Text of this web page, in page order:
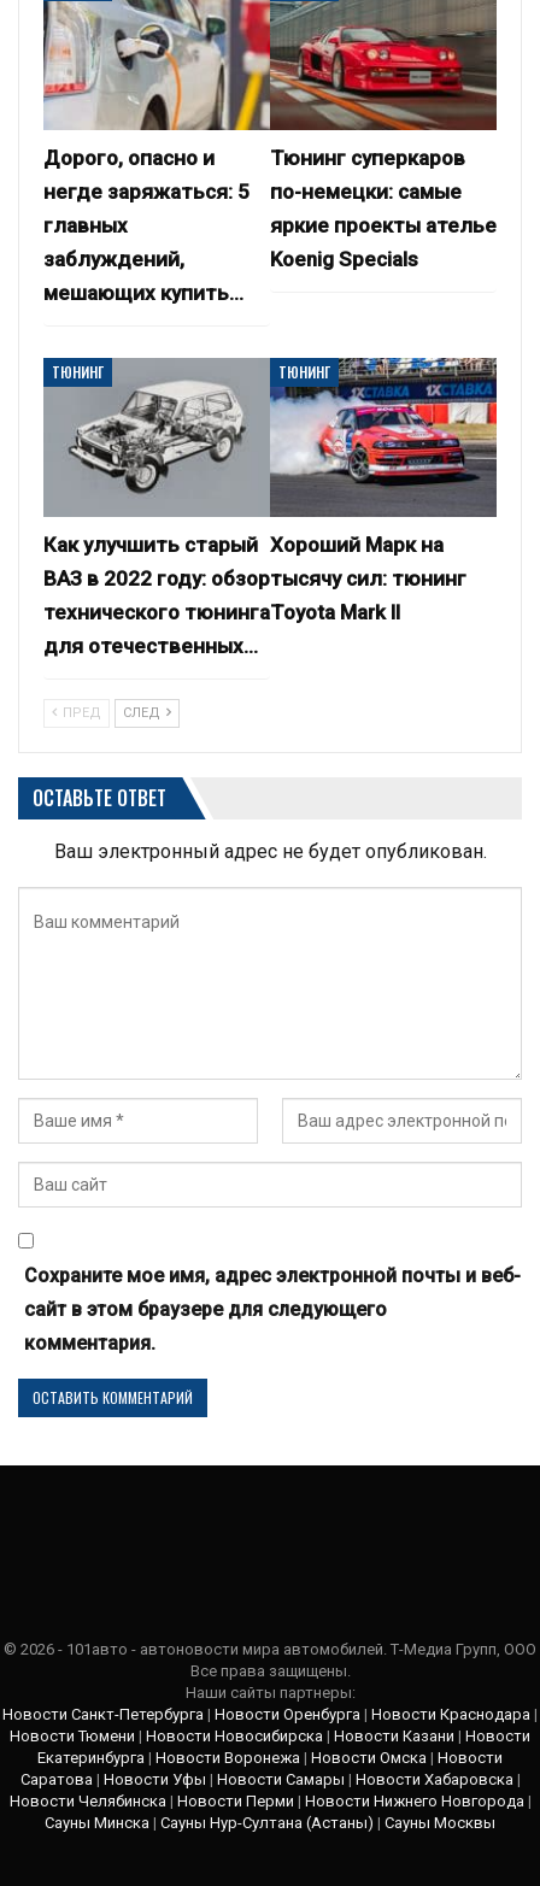
Дорого, опасно и
негде заряжаться: 5
главных
заблуждений,
мешающих купить…
Тюнинг суперкаров
по-немецки: самые
яркие проекты ателье
Koenig Specials
ТЮНИНГ
Как улучшить старый
ВАЗ в 2022 году: обзор
технического тюнинга
для отечественных…
ТЮНИНГ
Хороший Марк на
тысячу сил: тюнинг
Toyota Mark II
ПРЕД СЛЕД
ОСТАВЬТЕ ОТВЕТ
Ваш электронный адрес не будет опубликован.
Сохраните мое имя, адрес электронной почты и веб-
сайт в этом браузере для следующего
комментария.
© 2026 - 101авто - автоновости мира автомобилей. Т-Медиа Групп, ООО
Все права защищены.
Наши сайты партнеры:
Новости Санкт-Петербурга | Новости Оренбурга | Новости Краснодара |
Новости Тюмени | Новости Новосибирска | Новости Казани | Новости
Екатеринбурга | Новости Воронежа | Новости Омска | Новости
Саратова | Новости Уфы | Новости Самары | Новости Хабаровска |
Новости Челябинска | Новости Перми | Новости Нижнего Новгорода |
Сауны Минска | Сауны Нур-Султана (Астаны) | Сауны Москвы